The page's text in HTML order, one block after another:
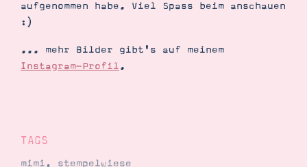
Ordnungstipps
aufgenommen habe. Viel Spass beim anschauen
:)
... mehr Bilder gibt's auf meinem
Instagram-Profil.
TAGS
mimi, stempelwiese